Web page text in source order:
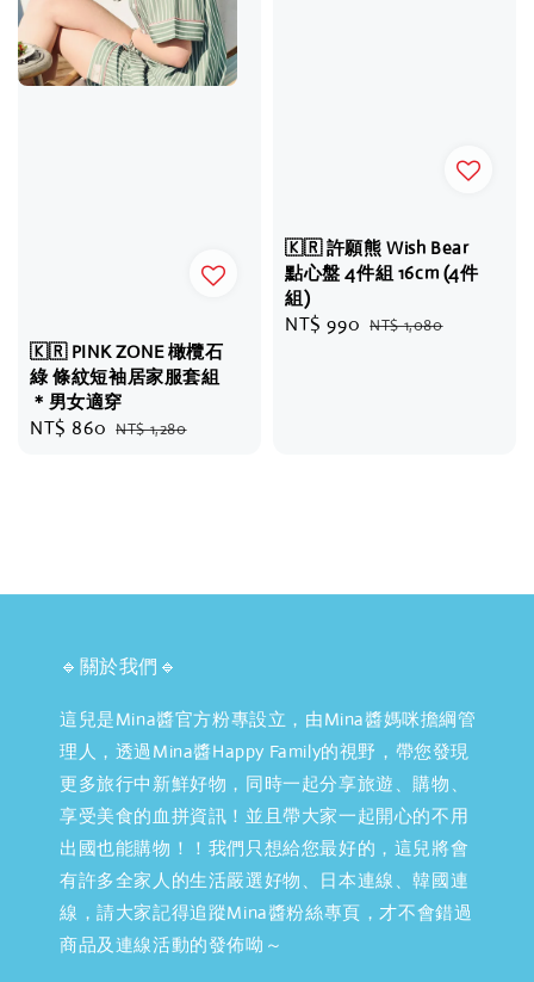
🇰🇷 PINK ZONE 橄欖石
綠 條紋短袖居家服套組
＊男女適穿
Sale
NT$ 860 Regular
NT$ 1,280
🇰🇷 許願熊 Wish Bear
點心盤 4件組 16cm (4件
組)
Sale
NT$ 990 Regular
NT$ 1,080
🔹關於我們🔹
這兒是Mina醬官方粉專設立，由Mina醬媽咪擔綱管
理人，透過Mina醬Happy Family的視野，帶您發現
更多旅行中新鮮好物，同時一起分享旅遊、購物、
享受美食的血拼資訊！並且帶大家一起開心的不用
出國也能購物！！我們只想給您最好的，這兒將會
有許多全家人的生活嚴選好物、日本連線、韓國連
線，請大家記得追蹤Mina醬粉絲專頁，才不會錯過
商品及連線活動的發佈呦～